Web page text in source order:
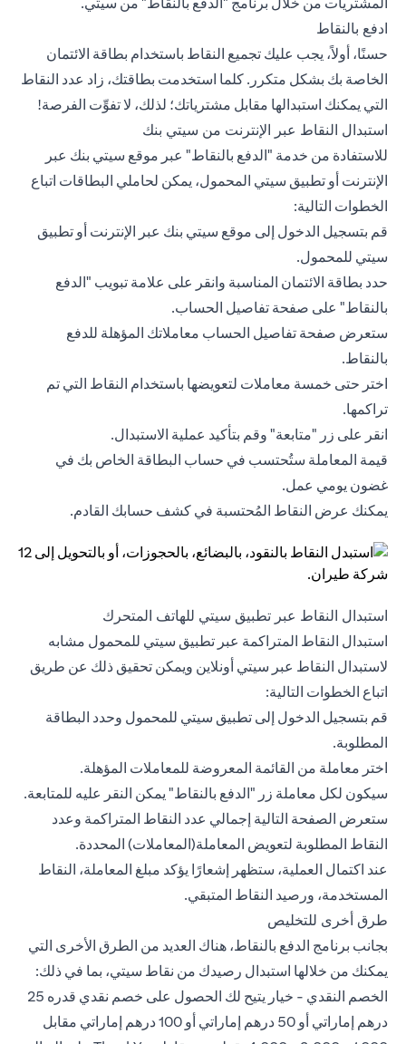
ادفع بالنقاط
حسنًا، أولاً، يجب عليك تجميع النقاط باستخدام بطاقة الائتمان
الخاصة بك بشكل متكرر. كلما استخدمت بطاقتك، زاد عدد النقاط
التي يمكنك استبدالها مقابل مشترياتك؛ لذلك، لا تفوِّت الفرصة!
استبدال النقاط عبر الإنترنت من سيتي بنك
للاستفادة من خدمة "الدفع بالنقاط" عبر موقع سيتي بنك عبر
الإنترنت أو تطبيق سيتي المحمول، يمكن لحاملي البطاقات اتباع
الخطوات التالية:
قم بتسجيل الدخول إلى موقع سيتي بنك عبر الإنترنت أو تطبيق
سيتي للمحمول.
حدد بطاقة الائتمان المناسبة وانقر على علامة تبويب "الدفع
بالنقاط" على صفحة تفاصيل الحساب.
ستعرض صفحة تفاصيل الحساب معاملاتك المؤهلة للدفع
بالنقاط.
اختر حتى خمسة معاملات لتعويضها باستخدام النقاط التي تم
تراكمها.
انقر على زر "متابعة" وقم بتأكيد عملية الاستبدال.
قيمة المعاملة ستُحتسب في حساب البطاقة الخاص بك في
غضون يومي عمل.
يمكنك عرض النقاط المُحتسبة في كشف حسابك القادم.
استبدال النقاط عبر تطبيق سيتي للهاتف المتحرك
استبدال النقاط المتراكمة عبر تطبيق سيتي للمحمول مشابه
لاستبدال النقاط عبر سيتي أونلاين ويمكن تحقيق ذلك عن طريق
اتباع الخطوات التالية:
قم بتسجيل الدخول إلى تطبيق سيتي للمحمول وحدد البطاقة
المطلوبة.
اختر معاملة من القائمة المعروضة للمعاملات المؤهلة.
سيكون لكل معاملة زر "الدفع بالنقاط" يمكن النقر عليه للمتابعة.
ستعرض الصفحة التالية إجمالي عدد النقاط المتراكمة وعدد
النقاط المطلوبة لتعويض المعاملة(المعاملات) المحددة.
عند اكتمال العملية، ستظهر إشعارًا يؤكد مبلغ المعاملة، النقاط
المستخدمة، ورصيد النقاط المتبقي.
طرق أخرى للتخليص
بجانب برنامج الدفع بالنقاط، هناك العديد من الطرق الأخرى التي
يمكنك من خلالها استبدال رصيدك من نقاط سيتي، بما في ذلك:
الخصم النقدي - خيار يتيح لك الحصول على خصم نقدي قدره 25
درهم إماراتي أو 50 درهم إماراتي أو 100 درهم إماراتي مقابل